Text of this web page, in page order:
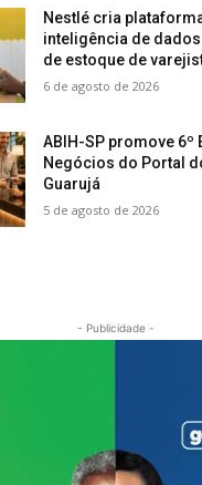
Nestlé cria
inteligência de
de estoque de
6 de agosto de 2026
ABIH-SP promove 6º
Negócios do Portal
Guarujá
5 de agosto de 2026
- Publicidade -